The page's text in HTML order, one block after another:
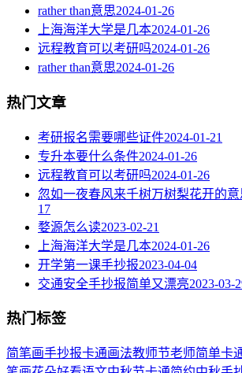
rather than意思2024-01-26
上海海洋大学是几本2024-01-26
远程教育可以考研吗2024-01-26
rather than意思2024-01-26
热门文章
考研报名需要哪些证件2024-01-21
专升本要什么条件2024-01-26
远程教育可以考研吗2024-01-26
忽如一夜春风来千树万树梨花开的
17
婺源怎么读2023-02-21
上海海洋大学是几本2024-01-26
开学第一课手抄报2023-04-04
交通安全手抄报简单又漂亮2023-03-
热门标签
简笔画手抄报卡通画法教师节老师简单卡